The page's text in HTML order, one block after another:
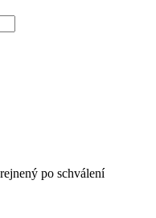
po schválení